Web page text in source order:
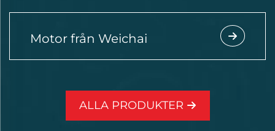
Motor från Weichai
ALLA PRODUKTER